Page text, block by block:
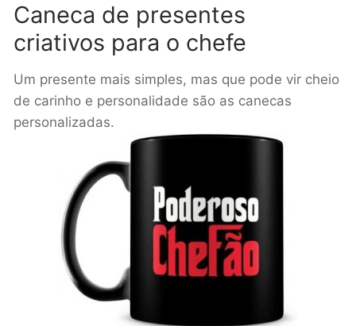
Caneca de presentes
criativos para o chefe
Um presente mais simples, mas que pode vir cheio
de carinho e personalidade são as canecas
personalizadas.